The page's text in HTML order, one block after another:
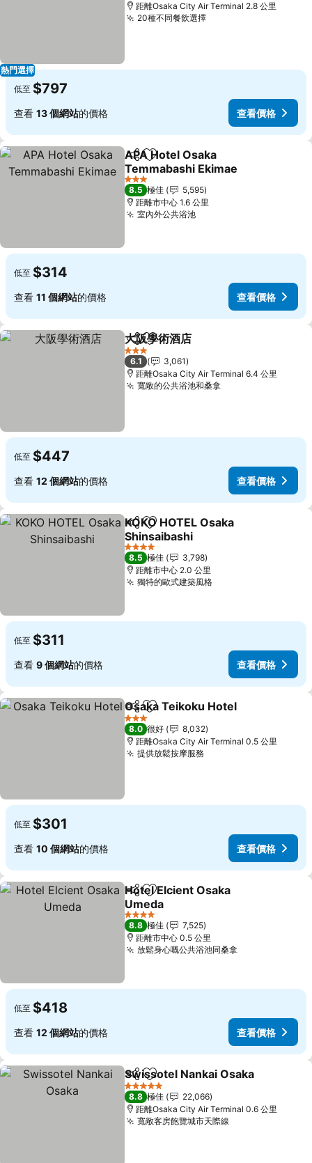
熱門選擇
距離Osaka City Air Terminal 2.8 公里
20種不同餐飲選擇查看價格
低至 $797
查看 13 個網站的價格 查看價格
分享 放到收藏夾
APA Hotel Osaka
Temmabashi Ekimae
查看價格
3 星級
8.5 極佳
5,595
距離市中心 1.6 公里
室內外公共浴池查看價格
低至 $314
查看 11 個網站的價格 查看價格
分享 放到收藏夾
大阪學術酒店
3 星級
6.1
3,061
距離Osaka City Air Terminal 6.4 公里
寬敞的公共浴池和桑拿查看價格
低至 $447
查看 12 個網站的價格 查看價格
分享 放到收藏夾
KOKO HOTEL Osaka
Shinsaibashi
查看價格
4 星級
8.5 極佳
3,798
距離市中心 2.0 公里
獨特的歐式建築風格查看價格
低至 $311
查看 9 個網站的價格 查看價格
分享 放到收藏夾
Osaka Teikoku Hotel
3 星級
8.0 很好
8,032
距離Osaka City Air Terminal 0.5 公里
提供放鬆按摩服務
低至 $301
查看 10 個網站的價格 查看價格
分享 放到收藏夾
Hotel Elcient Osaka
Umeda
查看價格
4 星級
8.8 極佳
7,525
距離市中心 0.5 公里
放鬆身心嘅公共浴池同桑拿查看價格
低至 $418
查看 12 個網站的價格 查看價格
分享 放到收藏夾
Swissotel Nankai Osaka
5 星級
8.8 極佳
22,066
距離Osaka City Air Terminal 0.6 公里
寬敞客房飽覽城市天際線查看價格